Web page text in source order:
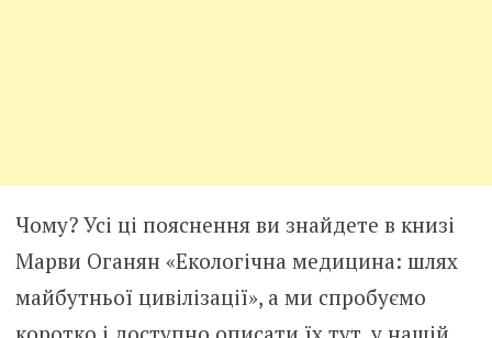
Чому? Усі ці пояснення ви знайдете в книзі
Марви Оганян «Екологічна медицина: шлях
майбутньої цивілізації», а ми спробуємо